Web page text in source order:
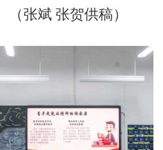
（张斌 张贺供稿）